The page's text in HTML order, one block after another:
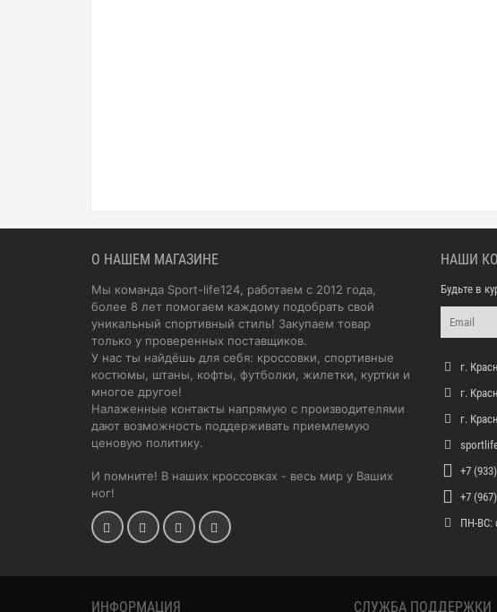
О НАШЕМ МАГАЗИНЕ
Мы команда Sport-life124, работаем с 2012 года,
более 8 лет помогаем каждому подобрать свой
уникальный спортивный стиль! Закупаем товар
только у проверенных поставщиков.
У нас ты найдёшь для себя: кроссовки, спортивные
костюмы, штаны, кофты, футболки, жилетки, куртки и
многое другое!
Налаженные контакты напрямую с производителями
дают возможность поддерживать приемлемую
ценовую политику.
И помните! В наших кроссовках - весь мир у Ваших
ног!
НАШИ
Будьте в
г.
г.
г.
+7
+7
ПН-ВС:
ИНФОРМАЦИЯ СЛУЖБА ПОДДЕРЖКИ